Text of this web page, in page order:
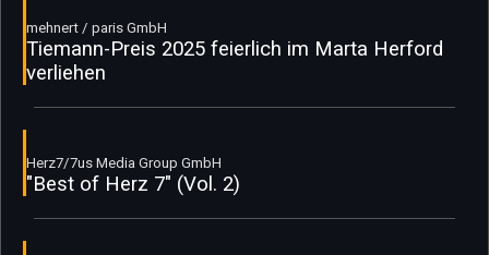
mehnert / paris GmbH
Tiemann-Preis 2025 feierlich im Marta Herford
verliehen
Herz7/7us Media Group GmbH
"Best of Herz 7" (Vol. 2)